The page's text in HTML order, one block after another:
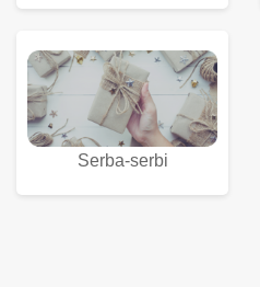
Serba-serbi